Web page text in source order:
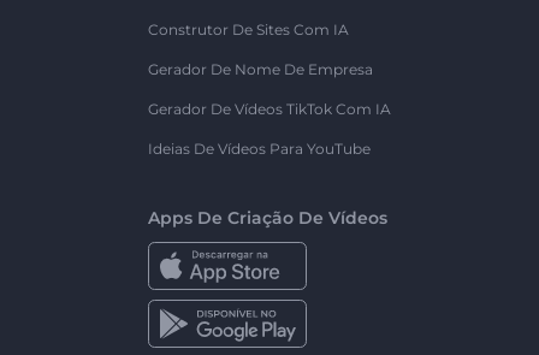
Construtor De Sites Com IA
Gerador De Nome De Empresa
Gerador De Vídeos TikTok Com IA
Ideias De Vídeos Para YouTube
Apps De Criação De Vídeos